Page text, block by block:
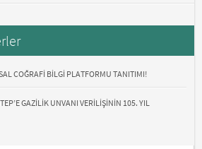
COĞRAFİ BİLGİ PLATFORMU TANITIMI!
GAZİLİK UNVANI VERİLİŞİNİN 105. YIL